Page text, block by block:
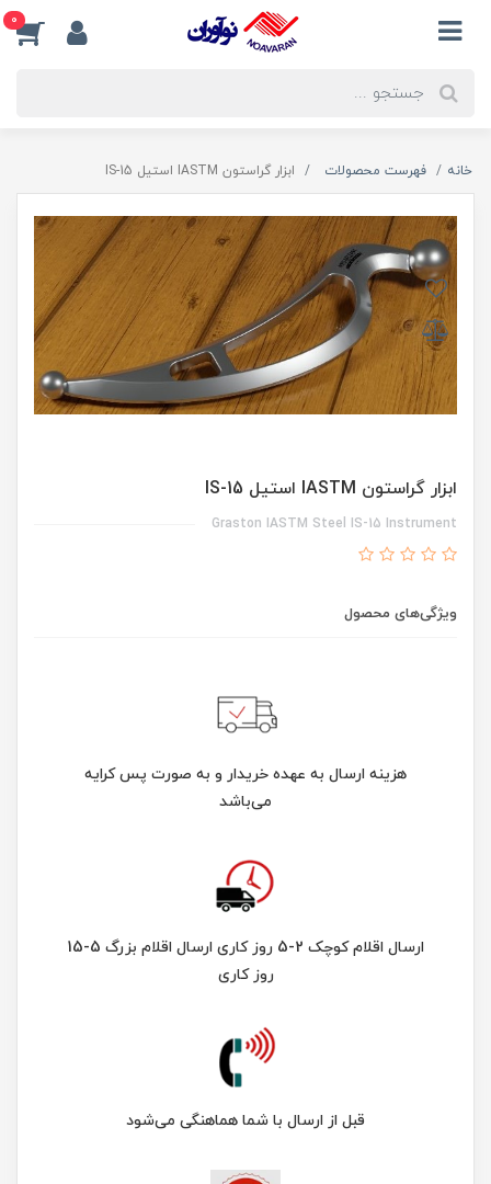
0
خانه فهرست محصولات ابزار گراستون IASTM استیل IS-15
ابزار گراستون IASTM استیل IS-15
Graston IASTM Steel IS-15 Instrument
ویژگی‌های محصول
هزینه ارسال به عهده خریدار و به صورت پس کرایه
می‌باشد
ارسال اقلام کوچک 2-5 روز کاری ارسال اقلام بزرگ 5-15
روز کاری
قبل از ارسال با شما هماهنگی می‌شود